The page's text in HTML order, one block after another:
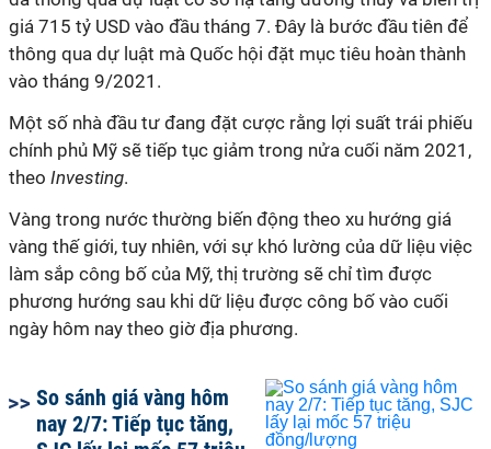
giá 715 tỷ USD vào đầu tháng 7. Đây là bước đầu tiên để
thông qua dự luật mà Quốc hội đặt mục tiêu hoàn thành
vào tháng 9/2021.
Một số nhà đầu tư đang đặt cược rằng lợi suất trái phiếu
chính phủ Mỹ sẽ tiếp tục giảm trong nửa cuối năm 2021,
theo Investing.
Vàng trong nước thường biến động theo xu hướng giá
vàng thế giới, tuy nhiên, với sự khó lường của dữ liệu việc
làm sắp công bố của Mỹ, thị trường sẽ chỉ tìm được
phương hướng sau khi dữ liệu được công bố vào cuối
ngày hôm nay theo giờ địa phương.
So sánh giá vàng hôm
nay 2/7: Tiếp tục tăng,